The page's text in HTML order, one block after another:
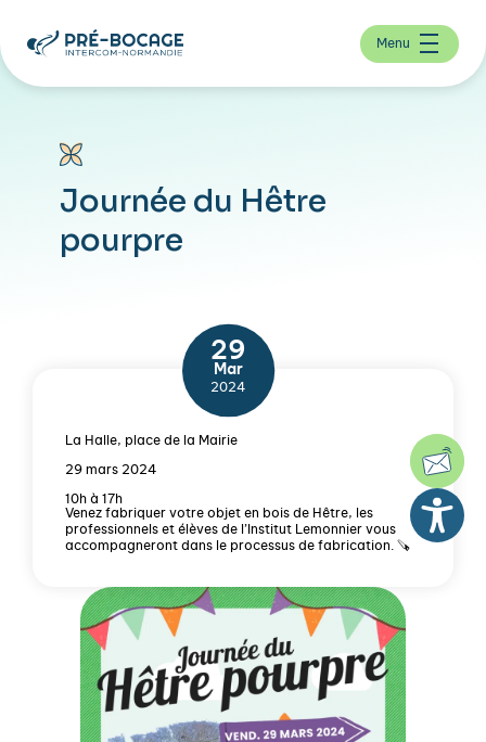
Menu
Journée du Hêtre
pourpre
29
Mar
2024
La Halle, place de la Mairie
29 mars 2024
10h à 17h
Venez fabriquer votre objet en bois de Hêtre, les
professionnels et élèves de l’Institut Lemonnier vous
accompagneront dans le processus de fabrication. 🪚